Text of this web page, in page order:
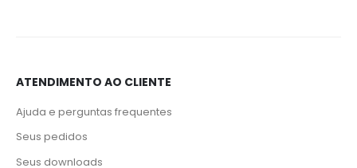
ATENDIMENTO AO CLIENTE
Ajuda e perguntas frequentes
Seus pedidos
Seus downloads